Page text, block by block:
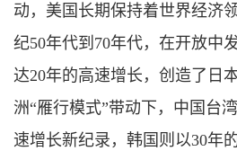
动，美国长期保持着世界经济
纪50年代到70年代，在开放中
达20年的高速增长，创造了日
洲“雁行模式”带动下，中国台
速增长新纪录，韩国则以30年